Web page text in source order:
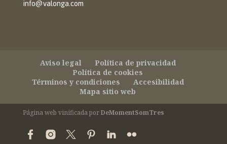
info@valonga.com
Aviso legal
Política de privacidad
Política de cookies
Términos y condiciones
Accesibilidad
Mapa sitio web
Página web vinificada porDeMomentSomTres